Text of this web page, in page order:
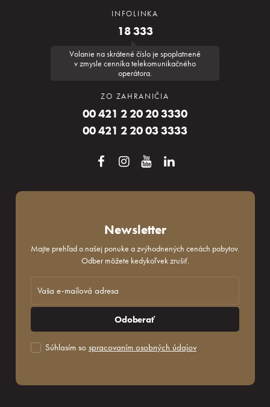
INFOLINKA
18 333
Volanie na skrátené číslo je spoplatnené
v zmysle cenníka telekomunikačného
operátora.
ZO ZAHRANIČIA
00 421 2 20 20 3330
00 421 2 20 03 3333
Newsletter
Majte prehľad o našej ponuke a zvýhodnených cenách pobytov.
Odber môžete kedykoľvek zrušiť.
Odoberať
Súhlasím so spracovaním osobných údajov